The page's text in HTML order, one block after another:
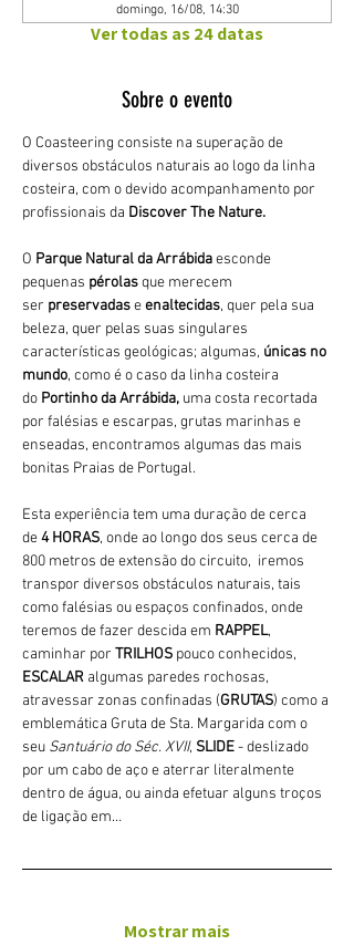
domingo, 16/08, 14:30
Ver todas as 24 datas
Sobre o evento
O Coasteering consiste na superação de
diversos obstáculos naturais ao logo da linha
costeira, com o devido acompanhamento por
profissionais da Discover The Nature.
O Parque Natural da Arrábida esconde
pequenas pérolas que merecem
ser preservadas e enaltecidas, quer pela sua
beleza, quer pelas suas singulares
características geológicas; algumas, únicas no
mundo, como é o caso da linha costeira
do Portinho da Arrábida, uma costa recortada
por falésias e escarpas, grutas marinhas e
enseadas, encontramos algumas das mais
bonitas Praias de Portugal.
Esta experiência tem uma duração de cerca
de 4 HORAS, onde ao longo dos seus cerca de
800 metros de extensão do circuito,  iremos
transpor diversos obstáculos naturais, tais
como falésias ou espaços confinados, onde
teremos de fazer descida em RAPPEL,
caminhar por TRILHOS pouco conhecidos,
ESCALAR algumas paredes rochosas,
atravessar zonas confinadas (GRUTAS) como a
emblemática Gruta de Sta. Margarida com o
seu Santuário do Séc. XVII, SLIDE - deslizado
por um cabo de aço e aterrar literalmente
dentro de água, ou ainda efetuar alguns troços
de ligação em…
Mostrar mais